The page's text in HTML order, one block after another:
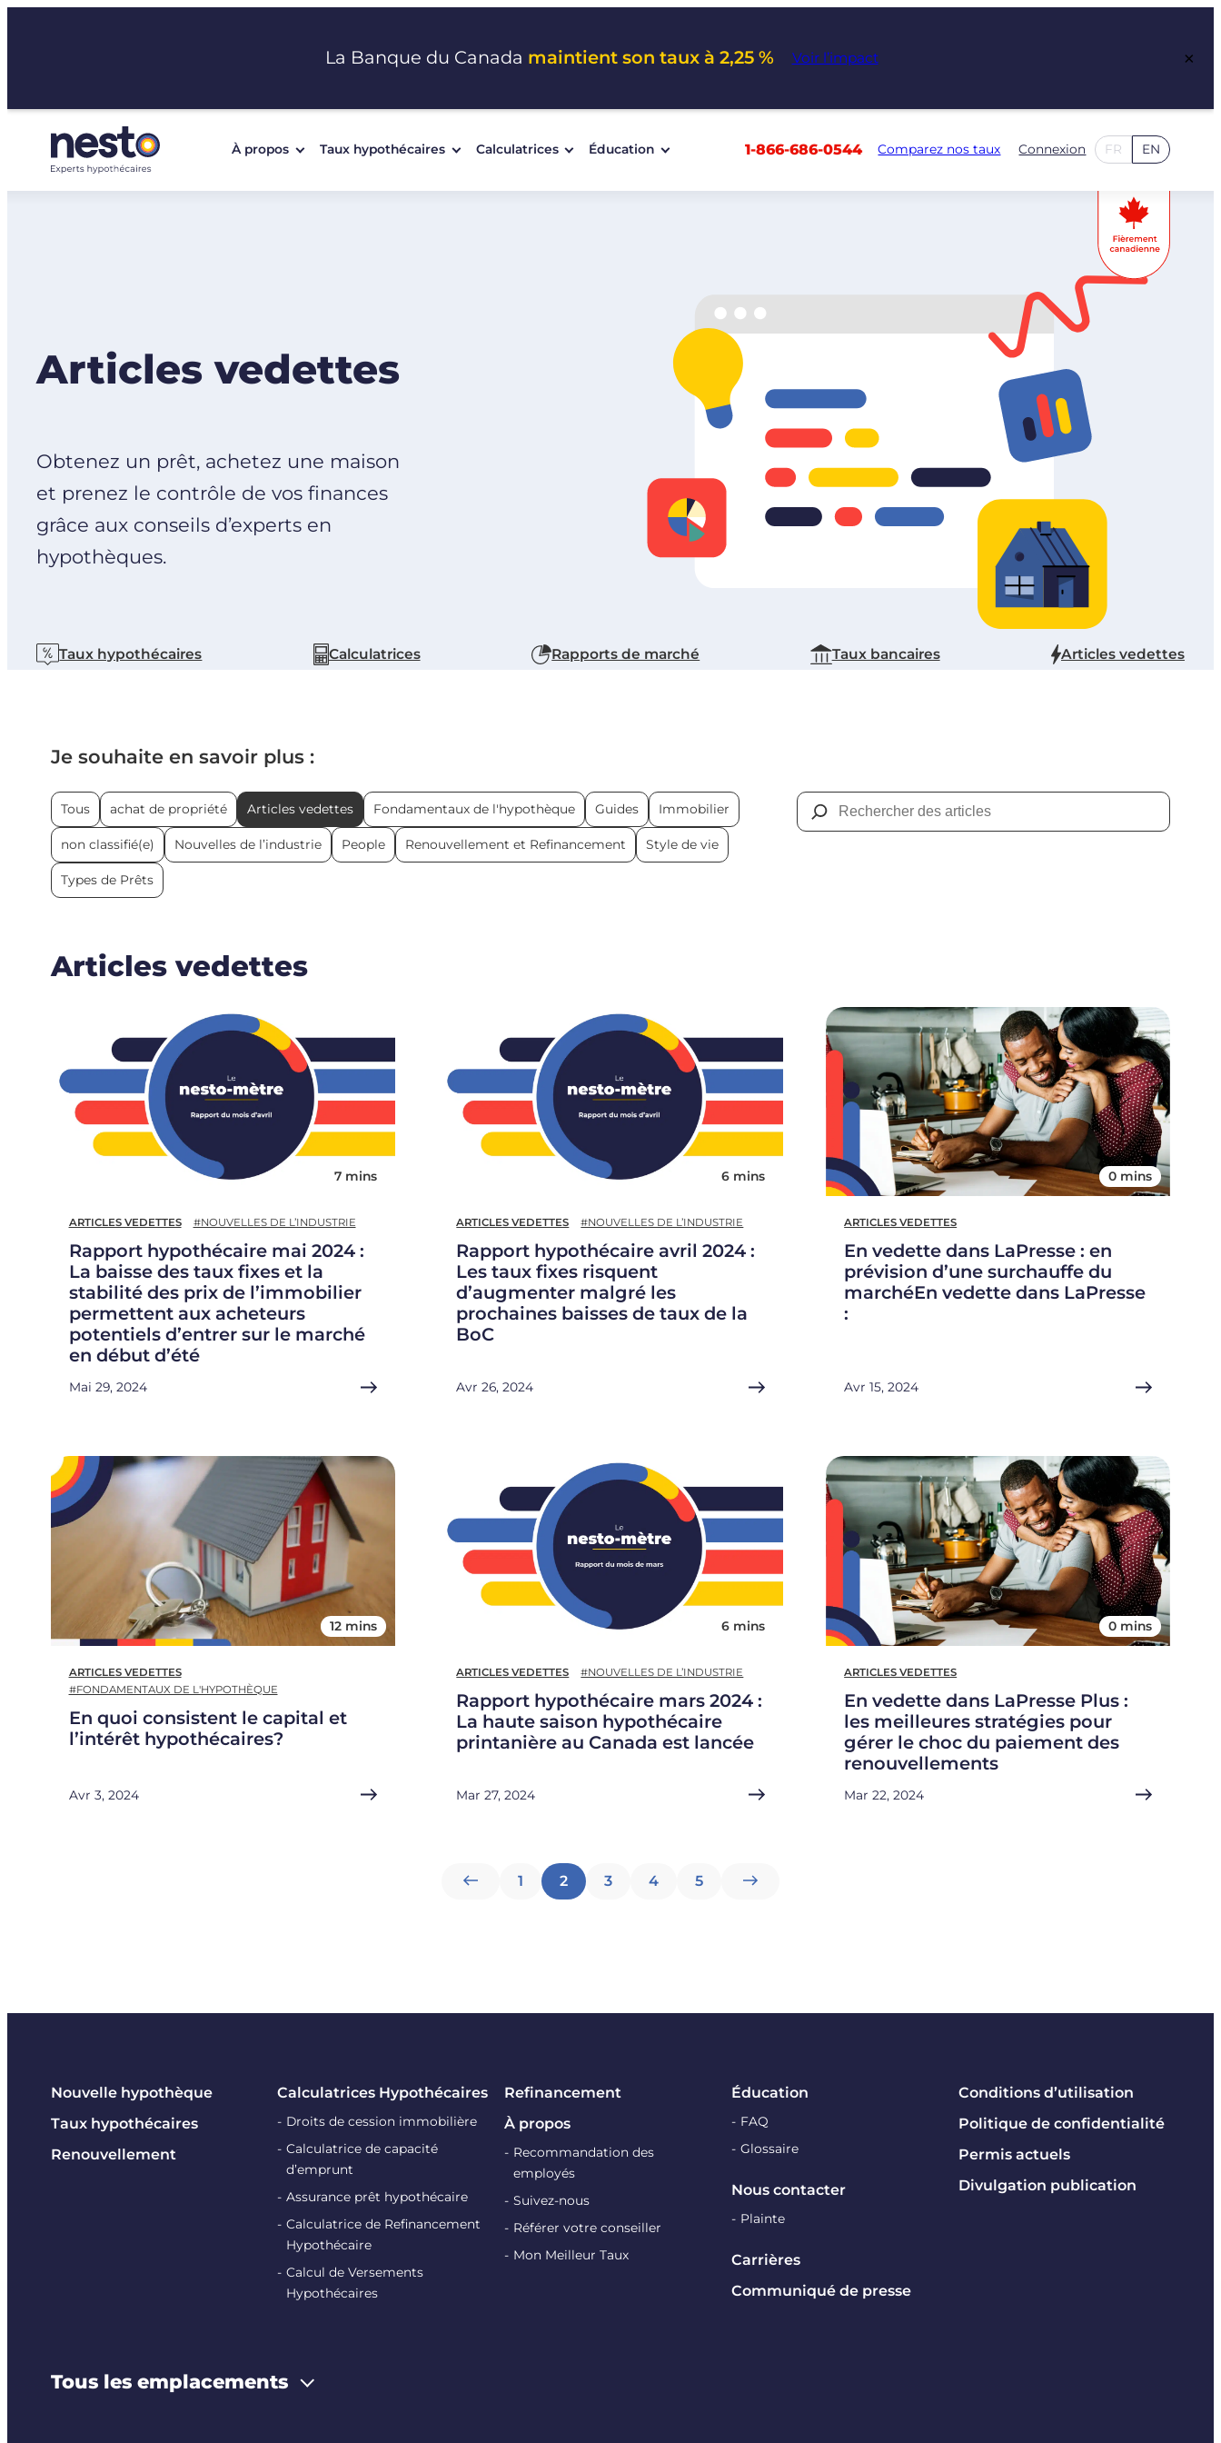
La Banque du Canada maintient son taux à 2,25 % Voir l’impact ×
À propos Taux hypothécaires Calculatrices Éducation 1-866-686-0544 Comparez nos taux Connexion FR EN
Articles vedettes
Obtenez un prêt, achetez une maison
et prenez le contrôle de vos finances
grâce aux conseils d’experts en
hypothèques.
Taux hypothécaires Calculatrices Rapports de marché Taux bancaires Articles vedettes
Je souhaite en savoir plus :
Tous achat de propriété Articles vedettes Fondamentaux de l'hypothèque Guides Immobilier
non classifié(e) Nouvelles de l’industrie People Renouvellement et Refinancement Style de vie
Types de Prêts
Rechercher :
Articles vedettes
7 mins
ARTICLES VEDETTES #NOUVELLES DE L’INDUSTRIE
Rapport hypothécaire mai 2024 :
La baisse des taux fixes et la
stabilité des prix de l’immobilier
permettent aux acheteurs
potentiels d’entrer sur le marché
en début d’été
Mai 29, 2024
6 mins
ARTICLES VEDETTES #NOUVELLES DE L’INDUSTRIE
Rapport hypothécaire avril 2024 :
Les taux fixes risquent
d’augmenter malgré les
prochaines baisses de taux de la
BoC
Avr 26, 2024
0 mins
ARTICLES VEDETTES
En vedette dans LaPresse : en
prévision d’une surchauffe du
marchéEn vedette dans LaPresse
:
Avr 15, 2024
12 mins
ARTICLES VEDETTES
#FONDAMENTAUX DE L'HYPOTHÈQUE
En quoi consistent le capital et
l’intérêt hypothécaires?
Avr 3, 2024
6 mins
ARTICLES VEDETTES #NOUVELLES DE L’INDUSTRIE
Rapport hypothécaire mars 2024 :
La haute saison hypothécaire
printanière au Canada est lancée
Mar 27, 2024
0 mins
ARTICLES VEDETTES
En vedette dans LaPresse Plus :
les meilleures stratégies pour
gérer le choc du paiement des
renouvellements
Mar 22, 2024
Pagination
1 2 3 4 5
Nouvelle hypothèque
Taux hypothécaires
Renouvellement
Calculatrices Hypothécaires
Droits de cession immobilière
Calculatrice de capacité
d’emprunt
Assurance prêt hypothécaire
Calculatrice de Refinancement
Hypothécaire
Calcul de Versements
Hypothécaires
Refinancement
À propos
Recommandation des
employés
Suivez-nous
Référer votre conseiller
Mon Meilleur Taux
Éducation
FAQ
Glossaire
Nous contacter
Plainte
Carrières
Communiqué de presse
Conditions d’utilisation
Politique de confidentialité
Permis actuels
Divulgation publication
Tous les emplacements